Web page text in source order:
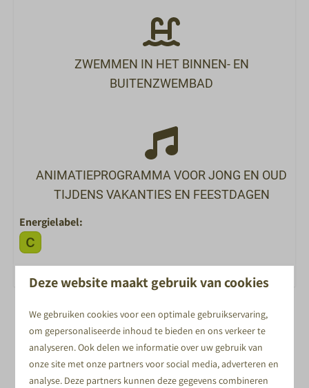
ZWEMMEN IN HET BINNEN- EN
BUITENZWEMBAD
ANIMATIEPROGRAMMA VOOR JONG EN OUD
TIJDENS VAKANTIES EN FEESTDAGEN
Energielabel:
Met kinderkamer
Met deels afgesloten buitenruimte
Met airco
Op begane grond
Deze website maakt gebruik van cookies
We gebruiken cookies voor een optimale gebruikservaring,
om gepersonaliseerde inhoud te bieden en ons verkeer te
analyseren. Ook delen we informatie over uw gebruik van
onze site met onze partners voor social media, adverteren en
analyse. Deze partners kunnen deze gegevens combineren